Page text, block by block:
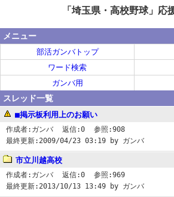
「埼玉県・高校野球」応
メニュー
部活ガンバトップ
ワード検索
ガンバ用
スレッド一覧
■掲示板利用上のお願い
作成者: ガンバ 返信:0 参照:908
最終更新: 2009/04/23 03:19 by ガンバ
市立川越高校
作成者: ガンバ 返信:0 参照:969
最終更新: 2013/10/13 13:49 by ガンバ